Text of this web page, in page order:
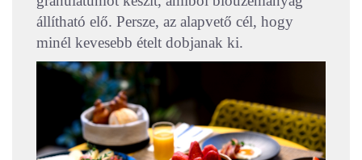
állítható elő. Persze, az alapvető cél, hogy
minél kevesebb ételt dobjanak ki.